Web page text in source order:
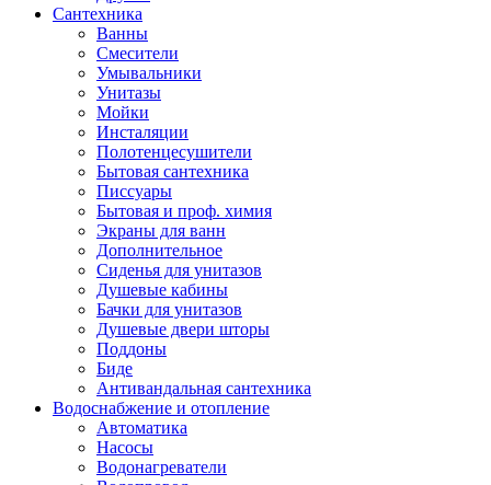
Сантехника
Ванны
Смесители
Умывальники
Унитазы
Мойки
Инсталяции
Полотенцесушители
Бытовая сантехника
Писсуары
Бытовая и проф. химия
Экраны для ванн
Дополнительное
Сиденья для унитазов
Душевые кабины
Бачки для унитазов
Душевые двери шторы
Поддоны
Биде
Антивандальная сантехника
Водоснабжение и отопление
Автоматика
Насосы
Водонагреватели